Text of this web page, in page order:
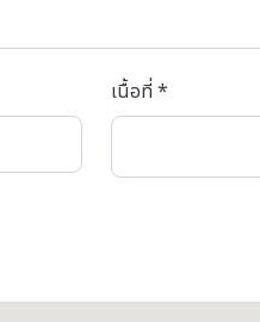
เนื้อที่ *